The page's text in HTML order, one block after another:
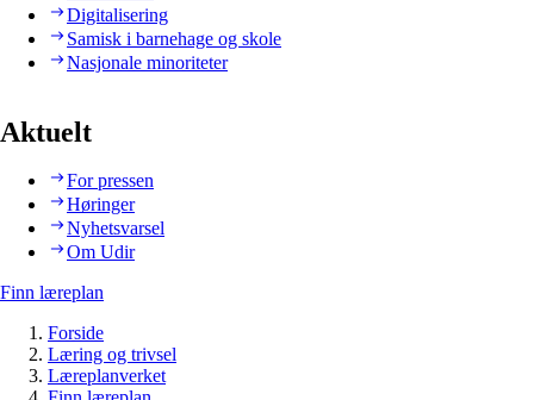
Digitalisering
Samisk i barnehage og skole
Nasjonale minoriteter
Aktuelt
For pressen
Høringer
Nyhetsvarsel
Om Udir
Finn læreplan
Forside
Læring og trivsel
Læreplanverket